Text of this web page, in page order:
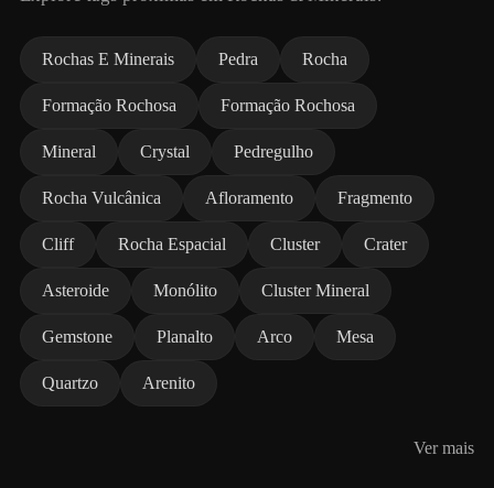
Rochas E Minerais Pedra Rocha
Formação Rochosa Formação Rochosa
Mineral Crystal Pedregulho
Rocha Vulcânica Afloramento Fragmento
Cliff Rocha Espacial Cluster Crater
Asteroide Monólito Cluster Mineral
Gemstone Planalto Arco Mesa
Quartzo Arenito
Ver mais